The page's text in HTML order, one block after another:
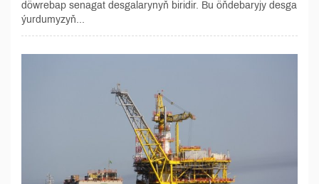
döwrebap senagat desgalarynyň biridir. Bu öňdebaryjy desga
ýurdumyzyň...